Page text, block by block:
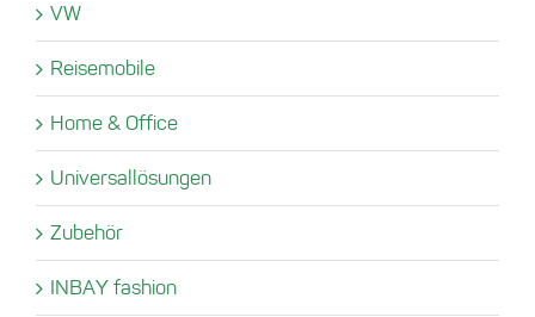
VW
Reisemobile
Home & Office
Universallösungen
Zubehör
INBAY fashion